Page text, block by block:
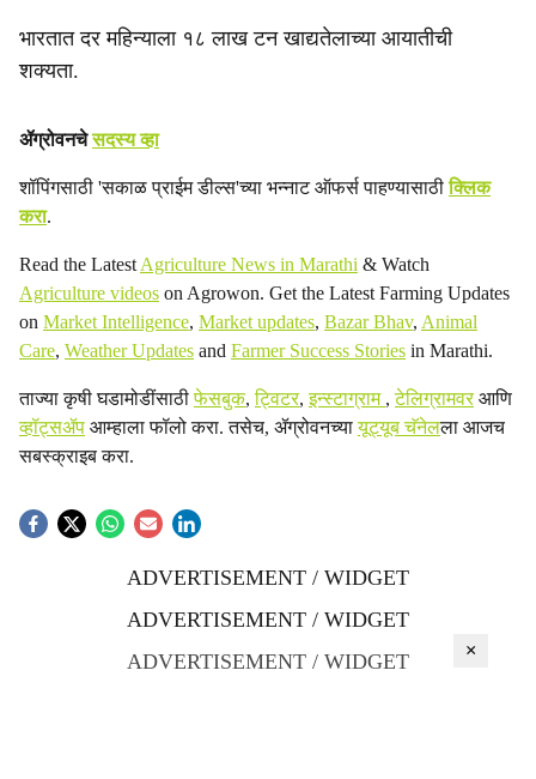
भारतात दर महिन्याला १८ लाख टन खाद्यतेलाच्या आयातीची
शक्‍यता.
ॲग्रोवनचेसदस्य व्हा
शॉपिंगसाठी 'सकाळ प्राईम डील्स'च्या भन्नाट ऑफर्स पाहण्यासाठीक्लिक
करा.
Read the Latest Agriculture News in Marathi & Watch
Agriculture videos on Agrowon. Get the Latest Farming Updates
on Market Intelligence, Market updates, Bazar Bhav, Animal
Care, Weather Updates and Farmer Success Stories in Marathi.
ताज्या कृषी घडामोडींसाठीफेसबुक,ट्विटर,इन्स्टाग्राम ,टेलिग्रामवरआणि
व्हॉट्सॲप आम्हाला फॉलो करा. तसेच, ॲग्रोवनच्यायूट्यूब चॅनेलला आजच
सबस्क्राइब करा.
ADVERTISEMENT / WIDGET
ADVERTISEMENT / WIDGET
ADVERTISEMENT / WIDGET
×